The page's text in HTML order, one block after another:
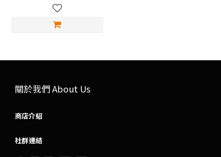
關於我們 About Us
商店介紹
社群連結